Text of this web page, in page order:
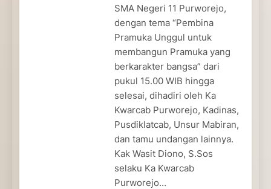
SMA Negeri 11 Purworejo,
dengan tema “Pembina
Pramuka Unggul untuk
membangun Pramuka yang
berkarakter bangsa” dari
pukul 15.00 WIB hingga
selesai, dihadiri oleh Ka
Kwarcab Purworejo, Kadinas,
Pusdiklatcab, Unsur Mabiran,
dan tamu undangan lainnya.
Kak Wasit Diono, S.Sos
selaku Ka Kwarcab
Purworejo…